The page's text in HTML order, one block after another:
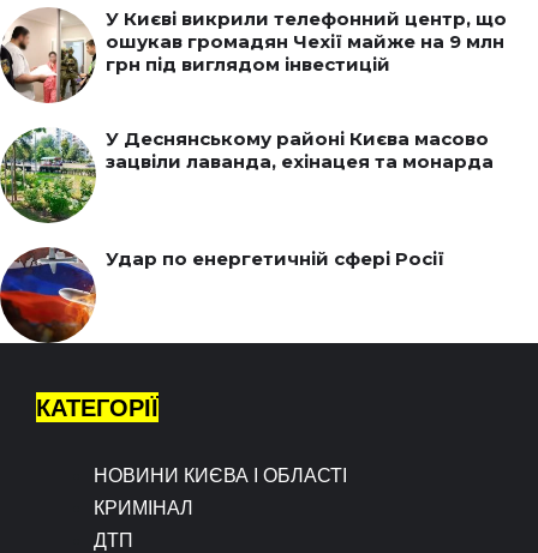
У Києві викрили телефонний центр, що
ошукав громадян Чехії майже на 9 млн
грн під виглядом інвестицій
У Деснянському районі Києва масово
зацвіли лаванда, ехінацея та монарда
Удар по енергетичній сфері Росії
КАТЕГОРІЇ
НОВИНИ КИЄВА І ОБЛАСТІ
КРИМІНАЛ
ДТП